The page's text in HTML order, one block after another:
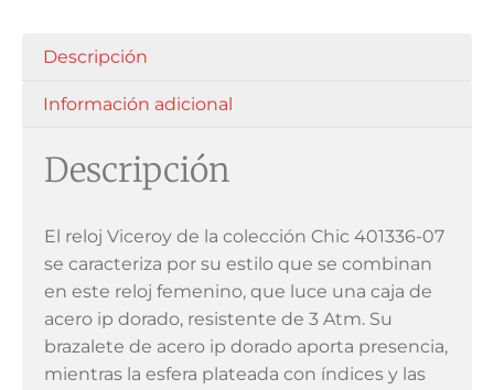
Descripción
Información adicional
Descripción
El reloj Viceroy de la colección Chic 401336-07
se caracteriza por su estilo que se combinan
en este reloj femenino, que luce una caja de
acero ip dorado, resistente de 3 Atm. Su
brazalete de acero ip dorado aporta presencia,
mientras la esfera plateada con índices y las